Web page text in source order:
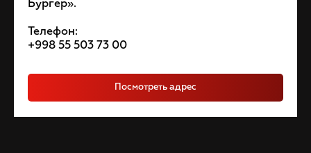
Бургер».
Телефон:
+998 55 503 73 00
Посмотреть адрес